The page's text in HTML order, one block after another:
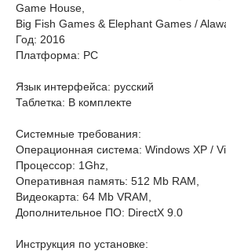
Game House,
Big Fish Games & Elephant Games /
Год: 2016
Платформа: PC
Язык интерфейса: русский
Таблетка: В комплекте
Системные требования:
Операционная система: Windows XP /
Процессор: 1Ghz,
Оперативная память: 512 Mb RAM,
Видеокарта: 64 Mb VRAM,
Дополнительное ПО: DirectX 9.0
Инструкция по установке: